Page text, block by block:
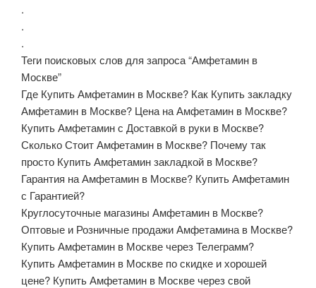
.
.
.
Теги поисковых слов для запроса “Амфетамин в
Москве”
Где Купить Амфетамин в Москве? Как Купить закладку
Амфетамин в Москве? Цена на Амфетамин в Москве?
Купить Амфетамин с Доставкой в руки в Москве?
Сколько Стоит Амфетамин в Москве? Почему так
просто Купить Амфетамин закладкой в Москве?
Гарантия на Амфетамин в Москве? Купить Амфетамин
с Гарантией?
Круглосуточные магазины Амфетамин в Москве?
Оптовые и Розничные продажи Амфетамина в Москве?
Купить Амфетамин в Москве через Телеграмм?
Купить Амфетамин в Москве по скидке и хорошей
цене? Купить Амфетамин в Москве через свой